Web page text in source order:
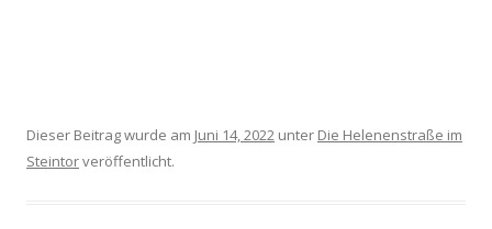
Dieser Beitrag wurde am Juni 14, 2022 unter Die Helenenstraße im
Steintorveröffentlicht.